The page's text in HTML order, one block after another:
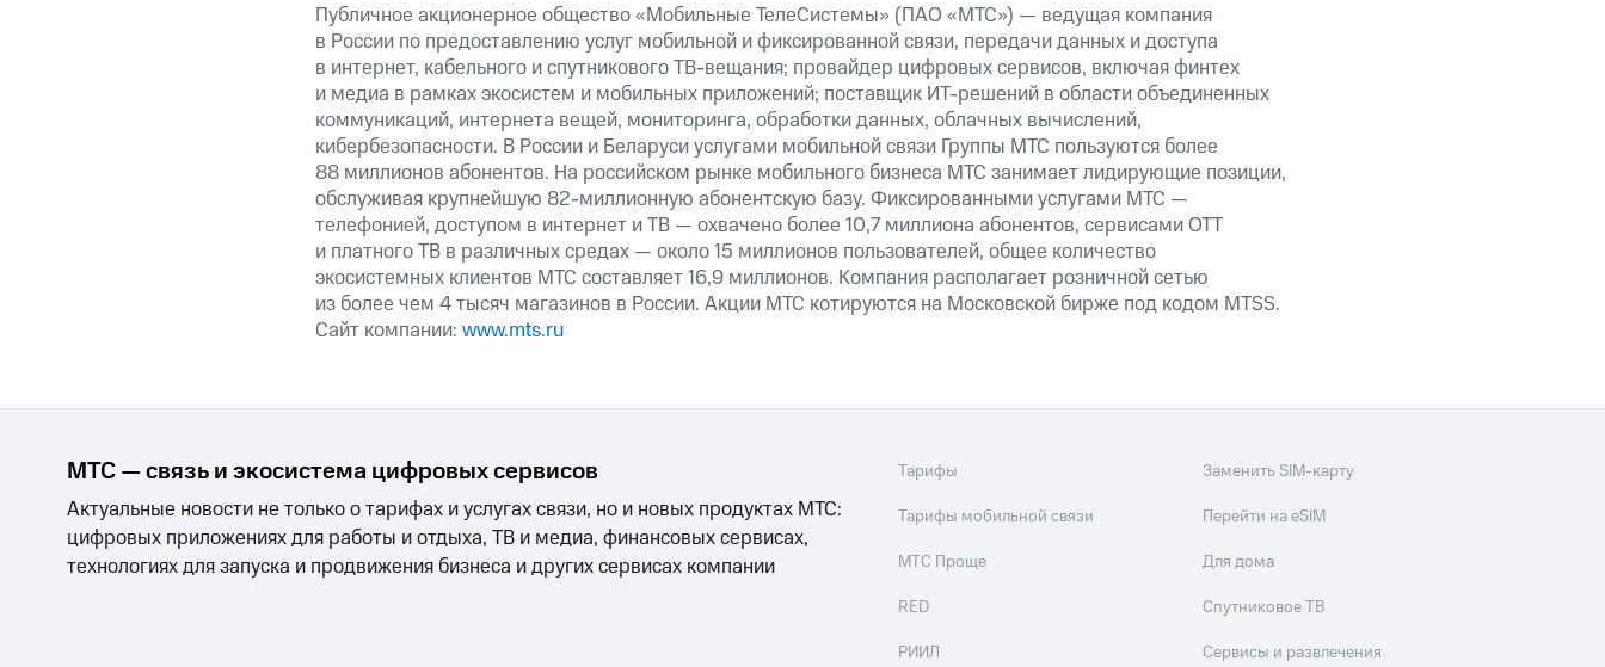
Публичное акционерное общество «Мобильные ТелеСистемы» (ПАО «МТС») — ведущая компания
в России по предоставлению услуг мобильной и фиксированной связи, передачи данных и доступа
в интернет, кабельного и спутникового ТВ-вещания; провайдер цифровых сервисов, включая финтех
и медиа в рамках экосистем и мобильных приложений; поставщик ИТ-решений в области объединенных
коммуникаций, интернета вещей, мониторинга, обработки данных, облачных вычислений,
кибербезопасности. В России и Беларуси услугами мобильной связи Группы МТС пользуются более
88 миллионов абонентов. На российском рынке мобильного бизнеса МТС занимает лидирующие позиции,
обслуживая крупнейшую 82-миллионную абонентскую базу. Фиксированными услугами МТС —
телефонией, доступом в интернет и ТВ — охвачено более 10,7 миллиона абонентов, сервисами OTT
и платного ТВ в различных средах — около 15 миллионов пользователей, общее количество
экосистемных клиентов МТС составляет 16,9 миллионов. Компания располагает розничной сетью
из более чем 4 тысяч магазинов в России. Акции МТС котируются на Московской бирже под кодом MTSS.
Сайт компании: www.mts.ru
МТС — связь и экосистема цифровых сервисов
Актуальные новости не только о тарифах и услугах связи, но и новых продуктах МТС:
цифровых приложениях для работы и отдыха, ТВ и медиа, финансовых сервисах,
технологиях для запуска и продвижения бизнеса и других сервисах компании
Тарифы
Тарифы мобильной связи
МТС Проще
RED
РИИЛ
Заменить SIM-карту
Перейти на eSIM
Для дома
Спутниковое ТВ
Сервисы и развлечения